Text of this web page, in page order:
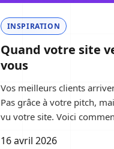
INSPIRATION
Quand votre site
vous
Vos meilleurs clients
Pas grâce à votre pitch,
vu votre site. Voici
16 avril 2026